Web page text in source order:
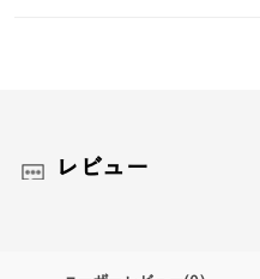
レビュー